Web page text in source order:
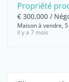
Propriété
€ 300,000 /
Maison à vendre,
il y a 7 mois